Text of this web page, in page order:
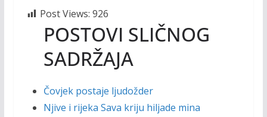
Post Views: 926
POSTOVI SLIČNOG
SADRŽAJA
Čovjek postaje ljudožder
Njive i rijeka Sava kriju hiljade mina